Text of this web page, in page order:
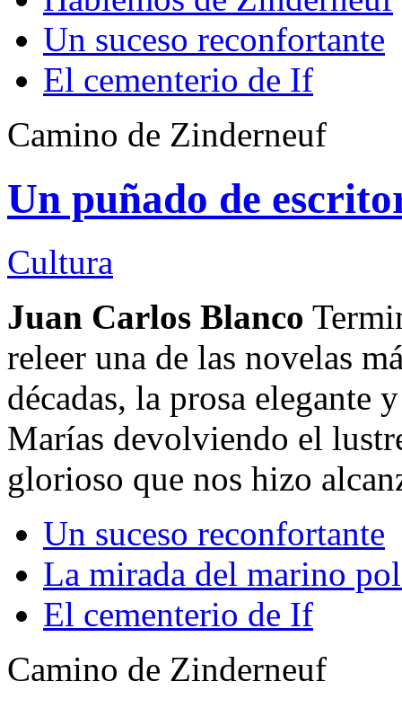
Un suceso reconfortante
El cementerio de If
Camino de Zinderneuf
Un puñado de
Cultura
Juan Carlos Blanco
releer una de las novelas
décadas, la prosa elegante
Marías devolviendo el
glorioso que nos hizo
Un suceso reconfortante
La mirada del marino
El cementerio de If
Camino de Zinderneuf